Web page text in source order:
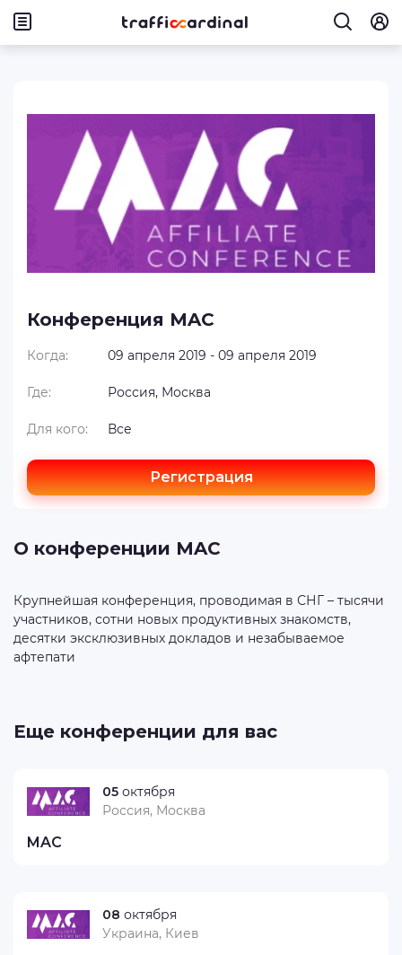
Конференция MAC
Когда: 09 апреля 2019 - 09 апреля 2019
Где: Россия, Москва
Для кого: Все
Регистрация
О конференции MAC
Крупнейшая конференция, проводимая в СНГ – тысячи
участников, сотни новых продуктивных знакомств,
десятки эксклюзивных докладов и незабываемое
Еще конференции для вас
05 октября
MAC
Россия, Москва
08 октября
Украина, Киев